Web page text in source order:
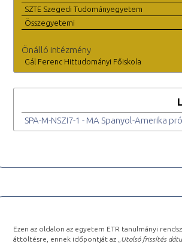
SZTE Szegedi Tudományegyetem
Összegyetemi
Önálló intézmény
Gál Ferenc Hittudományi Főiskola
SPA-M-NSZI7-1 - MA Spanyol-Amerika
Ezen az oldalon az egyetem ETR tanulmányi
áttöltésre, ennek időpontját az „ Utolsó frissítés